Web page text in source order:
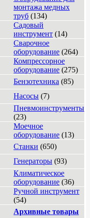
монтажа медных
труб (134)
Садовый
инструмент (14)
Сварочное
оборудование (264)
Компрессорное
оборудование (275)
Бензотехника (85)
Насосы (7)
Пневмоинструменты
(23)
Моечное
оборудование (13)
Станки (650)
Генераторы (93)
Климатическое
оборудование (36)
Ручной инструмент
(54)
Архивные товары